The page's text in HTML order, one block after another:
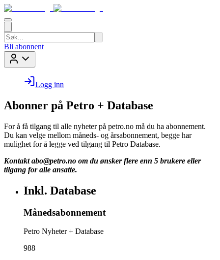
Bli abonnent
Logg inn
Abonner på Petro + Database
For å få tilgang til alle nyheter på petro.no må du ha abonnement.
Du kan velge mellom måneds- og årsabonnement, begge har
mulighet for å legge ved tilgang til Petro Database.
Kontakt abo@petro.no om du ønsker flere enn 5 brukere eller
tilgang for alle ansatte.
Inkl. Database
Månedsabonnement
Petro Nyheter + Database
988